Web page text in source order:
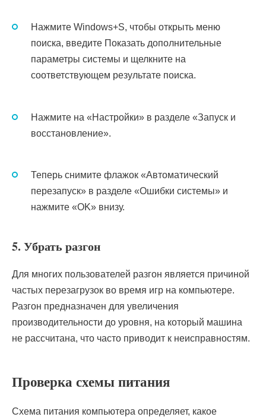
Нажмите Windows+S, чтобы открыть меню
поиска, введите Показать дополнительные
параметры системы и щелкните на
соответствующем результате поиска.
Нажмите на «Настройки» в разделе «Запуск и
восстановление».
Теперь снимите флажок «Автоматический
перезапуск» в разделе «Ошибки системы» и
нажмите «OK» внизу.
5. Убрать разгон
Для многих пользователей разгон является причиной
частых перезагрузок во время игр на компьютере.
Разгон предназначен для увеличения
производительности до уровня, на который машина
не рассчитана, что часто приводит к неисправностям.
Проверка схемы питания
Схема питания компьютера определяет, какое